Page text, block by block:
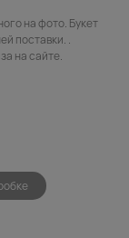
на фото. Букет
поставки. .
на сайте.